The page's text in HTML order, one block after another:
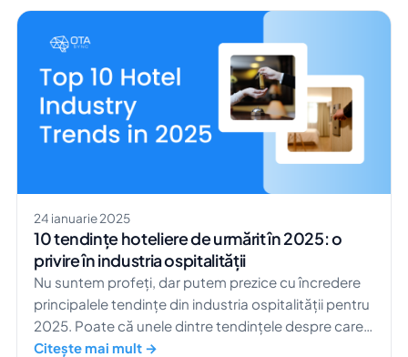
acolo unde trebuie pentru a-ți crește vizibilitatea
proprietății. Cu acest […]
24 ianuarie 2025
10 tendințe hoteliere de urmărit în 2025: o
privire în industria ospitalității
Nu suntem profeți, dar putem prezice cu încredere
principalele tendințe din industria ospitalității pentru
2025. Poate că unele dintre tendințele despre care
vom vorbi au început deja în 2024. Suntem siguri că
Citește mai mult →